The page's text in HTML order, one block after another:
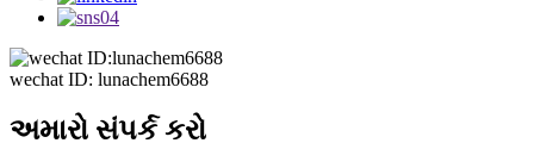
wechat ID: lunachem6688
અમારો સંપર્ક કરો